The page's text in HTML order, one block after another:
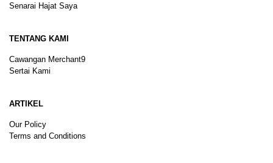
Senarai Hajat Saya
TENTANG KAMI
Cawangan Merchant9
Sertai Kami
ARTIKEL
Our Policy
Terms and Conditions